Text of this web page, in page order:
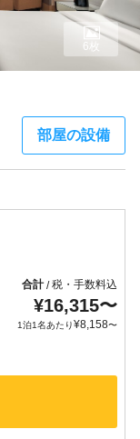
部屋の設備
6枚
合計/税・手数料込
¥16,315〜
1泊1名あたり¥8,158〜